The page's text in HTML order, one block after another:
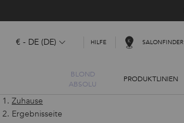
€ - DE (DE) HILFE SALONFINDER
BLOND
ABSOLU
PRODUKTLINIEN
Hauptinhalt
Zuhause
Ergebnisseite